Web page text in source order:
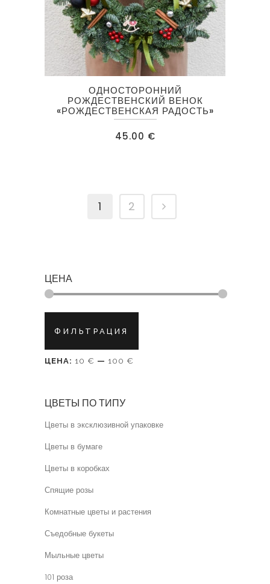
ОДНОСТОРОННИЙ
РОЖДЕСТВЕНСКИЙ ВЕНОК
«РОЖДЕСТВЕНСКАЯ РАДОСТЬ»
45.00 €
1 2
ЦЕНА
цена
ценаФИЛЬТРАЦИЯ
ЦЕНА: 10 € — 100 €
ЦВЕТЫ ПО ТИПУ
Цветы в эксклюзивной упаковке
Цветы в бумаге
Цветы в коробках
Спящие розы
Комнатные цветы и растения
Съедобные букеты
Мыльные цветы
101 роза